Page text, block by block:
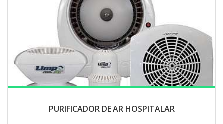
PURIFICADOR DE AR HOSPITALAR